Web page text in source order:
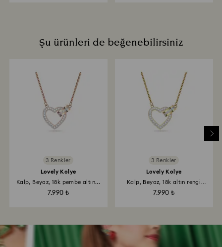
Şu ürünleri de beğenebilirsiniz
3 Renkler
Lovely Kolye
Kalp, Beyaz, 18k pembe altın...
7.990 ₺
3 Renkler
Lovely Kolye
Kalp, Beyaz, 18k altın rengi
7.990 ₺